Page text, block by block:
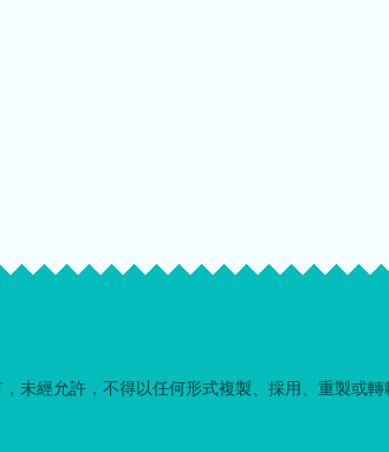
未經允許，不得以任何形式複製、採用、重製或轉